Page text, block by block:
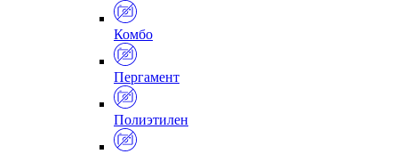
Комбо
Пергамент
Полиэтилен